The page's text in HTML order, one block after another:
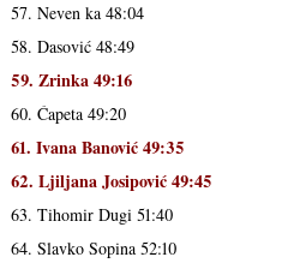
57. Neven ka 48:04
58. Dasović 48:49
59. Zrinka 49:16
60. Ćapeta 49:20
61. Ivana Banović 49:35
62. Ljiljana Josipović 49:45
63. Tihomir Dugi 51:40
64. Slavko Sopina 52:10